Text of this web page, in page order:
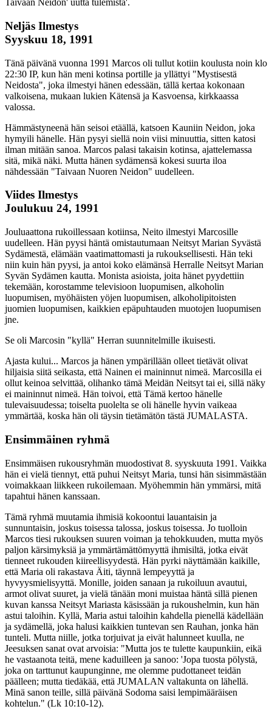
Taivaan Neidon' uutta tulemista'.
Neljäs Ilmestys
Syyskuu 18, 1991
Tänä päivänä vuonna 1991 Marcos oli tullut kotiin koulusta noin klo
22:30 IP, kun hän meni kotinsa portille ja yllättyi "Mystisestä
Neidosta", joka ilmestyi hänen edessään, tällä kertaa kokonaan
valkoisena, mukaan lukien Kätensä ja Kasvoensa, kirkkaassa
valossa.
Hämmästyneenä hän seisoi etäällä, katsoen Kauniin Neidon, joka
hymyili hänelle. Hän pysyi siellä noin viisi minuuttia, sitten katosi
ilman mitään sanoa. Marcos palasi takaisin kotinsa, ajattelemassa
sitä, mikä näki. Mutta hänen sydämensä kokesi suurta iloa
nähdessään "Taivaan Nuoren Neidon" uudelleen.
Viides Ilmestys
Joulukuu 24, 1991
Jouluaattona rukoillessaan kotiinsa, Neito ilmestyi Marcosille
uudelleen. Hän pyysi häntä omistautumaan Neitsyt Marian Syvästä
Sydämestä, elämään vaatimattomasti ja rukouksellisesti. Hän teki
niin kuin hän pyysi, ja antoi koko elämänsä Herralle Neitsyt Marian
Syvän Sydämen kautta. Monista asioista, joita hänet pyydettiin
tekemään, korostamme televisioon luopumisen, alkoholin
luopumisen, myöhäisten yöjen luopumisen, alkoholipitoisten
juomien luopumisen, kaikkien epäpuhtauden muotojen luopumisen
jne.
Se oli Marcosin "kyllä" Herran suunnitelmille ikuisesti.
Ajasta kului... Marcos ja hänen ympärillään olleet tietävät olivat
hiljaisia siitä seikasta, että Nainen ei maininnut nimeä. Marcosilla ei
ollut keinoa selvittää, olihanko tämä Meidän Neitsyt tai ei, sillä näky
ei maininnut nimeä. Hän toivoi, että Tämä kertoo hänelle
tulevaisuudessa; toiselta puolelta se oli hänelle hyvin vaikeaa
ymmärtää, koska hän oli täysin tietämätön tästä JUMALASTA.
Ensimmäinen ryhmä
Ensimmäisen rukousryhmän muodostivat 8. syyskuuta 1991. Vaikka
hän ei vielä tiennyt, että puhui Neitsyt Maria, tunsi hän sisimmästään
voimakkaan liikkeen rukoilemaan. Myöhemmin hän ymmärsi, mitä
tapahtui hänen kanssaan.
Tämä ryhmä muutamia ihmisiä kokoontui lauantaisin ja
sunnuntaisin, joskus toisessa talossa, joskus toisessa. Jo tuolloin
Marcos tiesi rukouksen suuren voiman ja tehokkuuden, mutta myös
paljon kärsimyksiä ja ymmärtämättömyyttä ihmisiltä, jotka eivät
tienneet rukouden kiireellisyydestä. Hän pyrki näyttämään kaikille,
että Maria oli rakastava Äiti, täynnä lempeyyttä ja
hyvyysmielisyyttä. Monille, joiden sanaan ja rukoiluun avautui,
armot olivat suuret, ja vielä tänään moni muistaa häntä sillä pienen
kuvan kanssa Neitsyt Mariasta käsissään ja rukoushelmin, kun hän
astui taloihin. Kyllä, Maria astui taloihin kahdella pienellä kädellään
ja sydämellä, joka halusi kaikkien tuntevan sen Rauhan, jonka hän
tunteli. Mutta niille, jotka torjuivat ja eivät halunneet kuulla, ne
Jeesuksen sanat ovat arvoisia: "Mutta jos te tulette kaupunkiin, eikä
he vastaanota teitä, mene kaduilleen ja sanoo: 'Jopa tuosta pölystä,
joka on tarttunut kaupunginne, me olemme pudottaneet teidän
päälleen; mutta tiedäkää, että JUMALAN valtakunta on lähellä.
Minä sanon teille, sillä päivänä Sodoma saisi lempimääräisen
kohtelun." (Lk 10:10-12).